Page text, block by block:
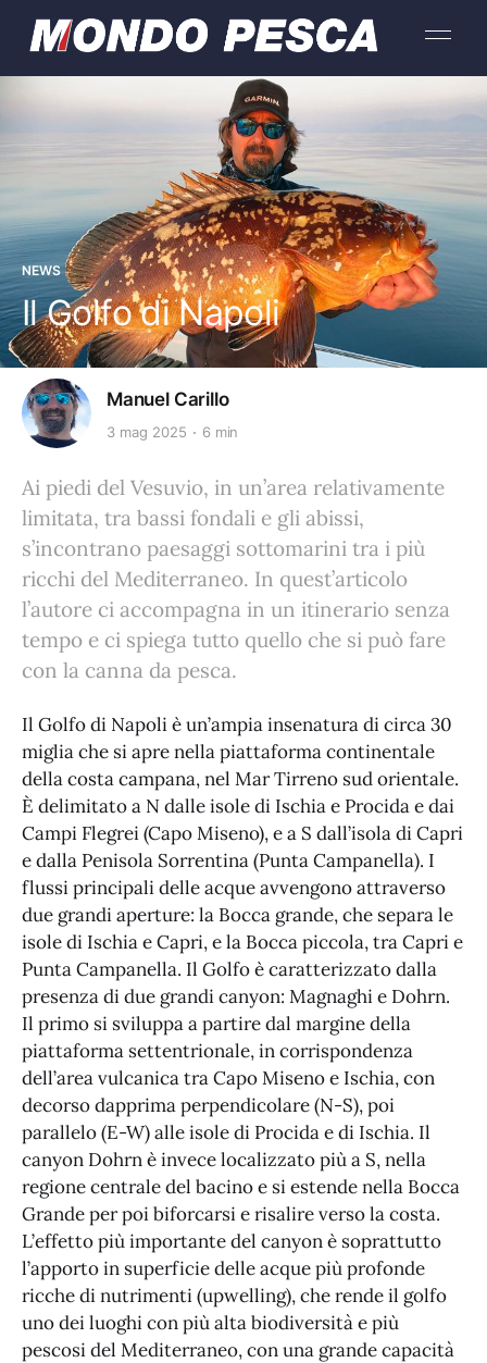
NEWS
Il Golfo di Napoli
Manuel Carillo
3 mag 2025 6 min
Ai piedi del Vesuvio, in un’area relativamente
limitata, tra bassi fondali e gli abissi,
s’incontrano paesaggi sottomarini tra i più
ricchi del Mediterraneo. In quest’articolo
l’autore ci accompagna in un itinerario senza
tempo e ci spiega tutto quello che si può fare
con la canna da pesca.
Il Golfo di Napoli è un’ampia insenatura di circa 30
miglia che si apre nella piattaforma continentale
della costa campana, nel Mar Tirreno sud orientale.
È delimitato a N dalle isole di Ischia e Procida e dai
Campi Flegrei (Capo Miseno), e a S dall’isola di Capri
e dalla Penisola Sorrentina (Punta Campanella). I
flussi principali delle acque avvengono attraverso
due grandi aperture: la Bocca grande, che separa le
isole di Ischia e Capri, e la Bocca piccola, tra Capri e
Punta Campanella. Il Golfo è caratterizzato dalla
presenza di due grandi canyon: Magnaghi e Dohrn.
Il primo si sviluppa a partire dal margine della
piattaforma settentrionale, in corrispondenza
dell’area vulcanica tra Capo Miseno e Ischia, con
decorso dapprima perpendicolare (N-S), poi
parallelo (E-W) alle isole di Procida e di Ischia. Il
canyon Dohrn è invece localizzato più a S, nella
regione centrale del bacino e si estende nella Bocca
Grande per poi biforcarsi e risalire verso la costa.
L’effetto più importante del canyon è soprattutto
l’apporto in superficie delle acque più profonde
ricche di nutrimenti (upwelling), che rende il golfo
uno dei luoghi con più alta biodiversità e più
pescosi del Mediterraneo, con una grande capacità